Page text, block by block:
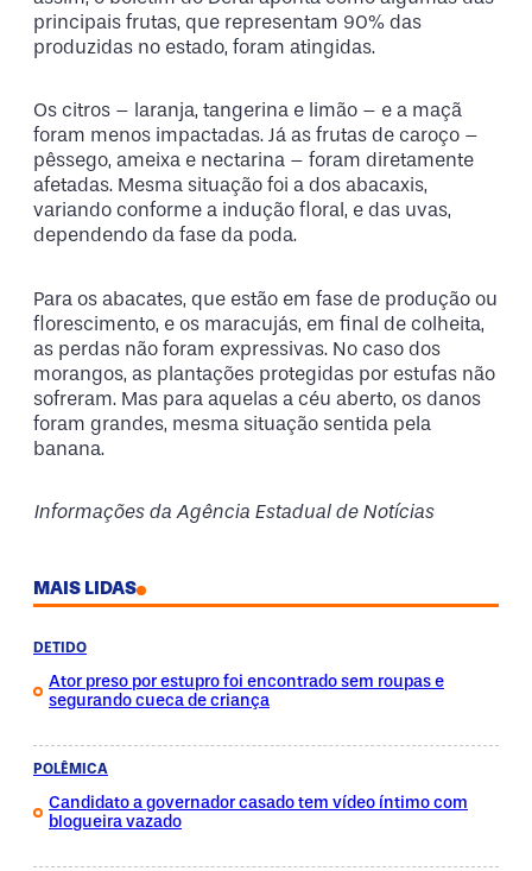
principais frutas, que representam 90% das
produzidas no estado, foram atingidas.
Os citros – laranja, tangerina e limão – e a maçã
foram menos impactadas. Já as frutas de caroço –
pêssego, ameixa e nectarina – foram diretamente
afetadas. Mesma situação foi a dos abacaxis,
variando conforme a indução floral, e das uvas,
dependendo da fase da poda.
Para os abacates, que estão em fase de produção ou
florescimento, e os maracujás, em final de colheita,
as perdas não foram expressivas. No caso dos
morangos, as plantações protegidas por estufas não
sofreram. Mas para aquelas a céu aberto, os danos
foram grandes, mesma situação sentida pela
banana.
Informações da Agência Estadual de Notícias
MAIS LIDAS
DETIDO
Ator preso por estupro foi encontrado sem roupas e
segurando cueca de criança
POLÊMICA
Candidato a governador casado tem vídeo íntimo com
blogueira vazado